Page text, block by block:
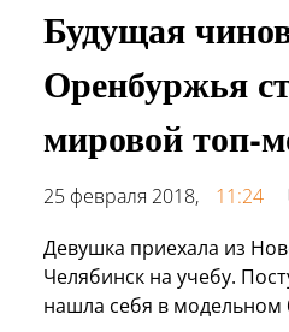
Будущая
Оренбуржья
мировой топ-
25 февраля 2018,
11:24
Девушка приехала из
Челябинск на учебу.
нашла себя в модельном